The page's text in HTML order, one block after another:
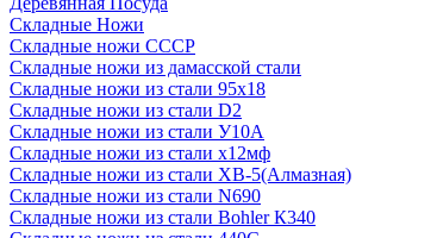
Складные Ножи
Cкладные ножи СССР
Складные ножи из дамасской стали
Складные ножи из стали 95х18
Складные ножи из стали D2
Складные ножи из стали У10А
Складные ножи из стали х12мф
Складные ножи из стали ХВ-5(Алмазная)
Складные ножи из стали N690
Складные ножи из стали Bohler К340